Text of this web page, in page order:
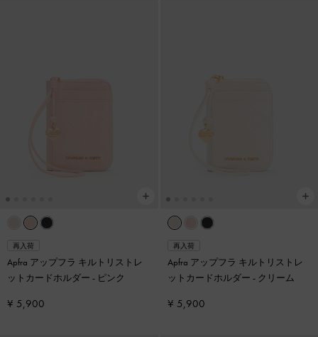
再入荷
Apfra アップフラ キルトリストレ
ットカードホルダー - ピンク
¥ 5,900
再入荷
Apfra アップフラ キルトリストレ
ットカードホルダー - クリーム
¥ 5,900